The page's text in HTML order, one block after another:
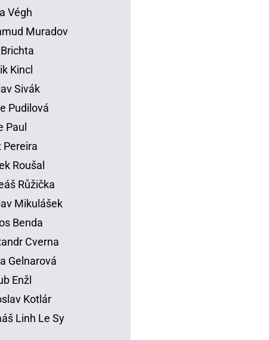
Végh
Muradov
Kincl
Sivák
Pudilová
Paul
Pereira
Roušal
Růžička
Mikulášek
Benda
Cverna
Gelnarová
Enžl
Kotlár
Linh Le Sy